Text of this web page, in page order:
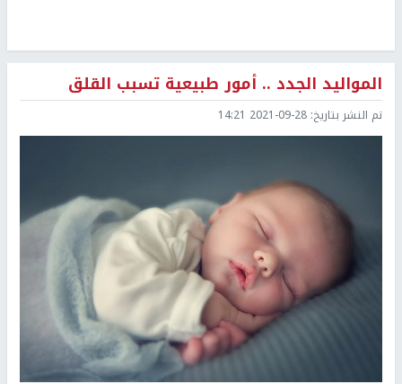
المواليد الجدد .. أمور طبيعية تسبب القلق
تم النشر بتاريخ: 2021-09-28 14:21